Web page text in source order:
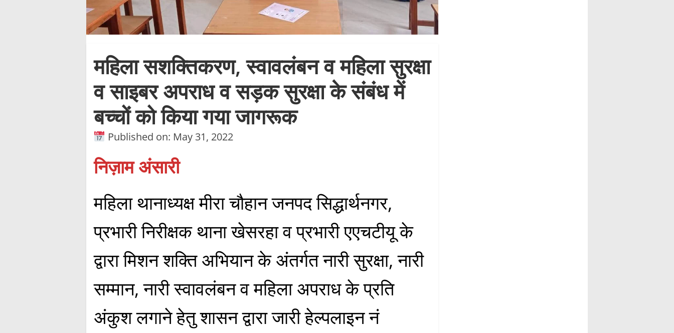
महिला सशक्तिकरण, स्वावलंबन व महिला सुरक्षा
व साइबर अपराध व सड़क सुरक्षा के संबंध में
बच्चों को किया गया जागरूक
Published on: May 31, 2022
निज़ाम अंसारी
महिला थानाध्यक्ष मीरा चौहान जनपद सिद्धार्थनगर,
प्रभारी निरीक्षक थाना खेसरहा व प्रभारी एएचटीयू के
द्वारा मिशन शक्ति अभियान के अंतर्गत नारी सुरक्षा, नारी
सम्मान, नारी स्वावलंबन व महिला अपराध के प्रति
अंकुश लगाने हेतु शासन द्वारा जारी हेल्पलाइन नं